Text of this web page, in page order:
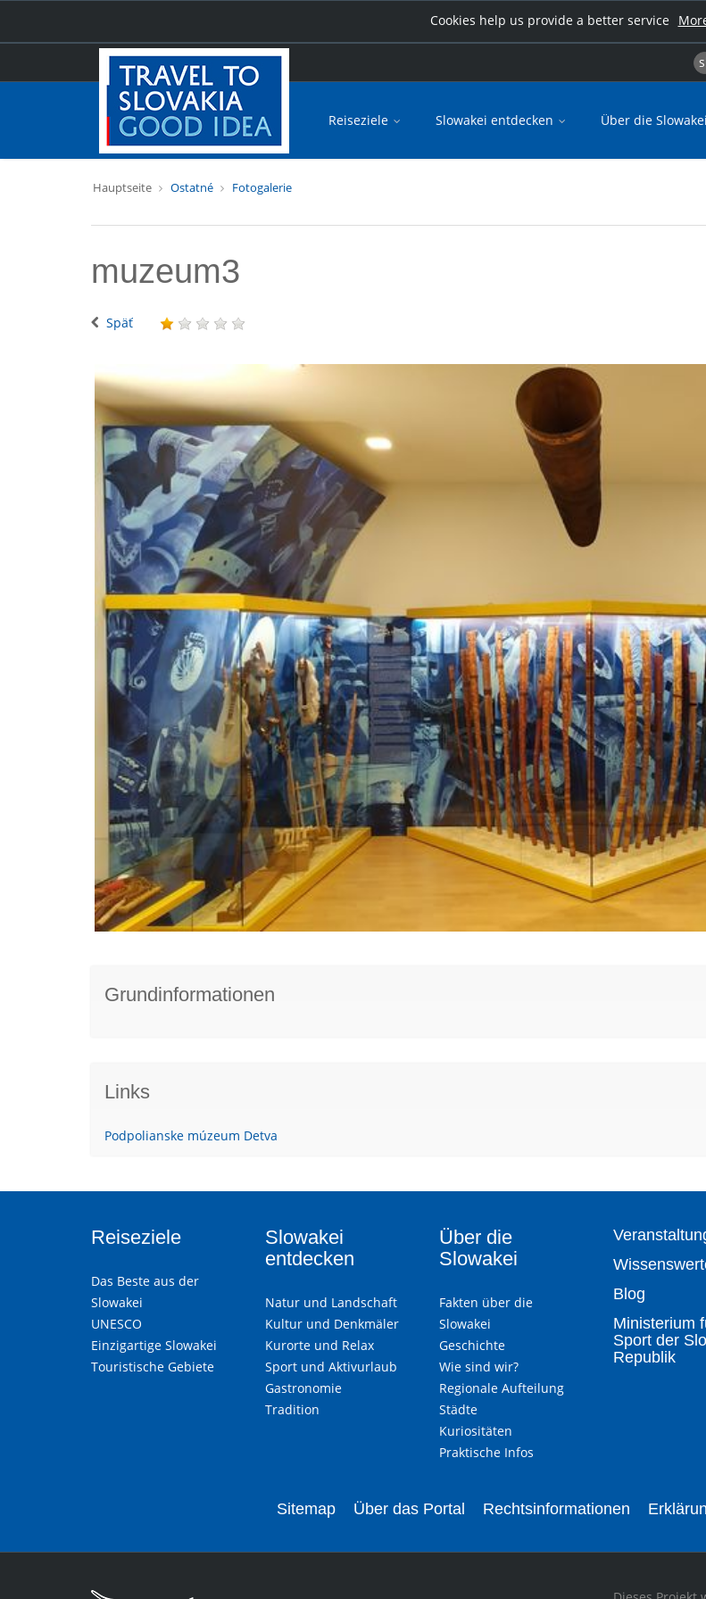
Cookies help us provide a better service
Reiseziele Slowakei entdecken Über die Slowakei
Hauptseite Ostatné Fotogalerie
muzeum3
Späť
Grundinformationen
Links
Podpolianske múzeum Detva
Reiseziele
Das Beste aus der
Slowakei
UNESCO
Einzigartige Slowakei
Touristische Gebiete
Slowakei
entdecken
Natur und Landschaft
Kultur und Denkmäler
Kurorte und Relax
Sport und Aktivurlaub
Gastronomie
Tradition
Über die
Slowakei
Fakten über die
Slowakei
Geschichte
Wie sind wir?
Regionale Aufteilung
Städte
Kuriositäten
Praktische Infos
Blog
Ministerium
Sport der
Republik
Sitemap Über das Portal Rechtsinformationen